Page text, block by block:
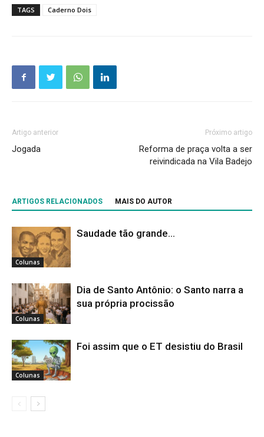
TAGS Caderno Dois
Artigo anterior
Jogada
Próximo artigo
Reforma de praça volta a ser
reivindicada na Vila Badejo
ARTIGOS RELACIONADOS MAIS DO AUTOR
Colunas
Saudade tão grande…
Colunas
Dia de Santo Antônio: o Santo narra a
sua própria procissão
Colunas
Foi assim que o ET desistiu do Brasil